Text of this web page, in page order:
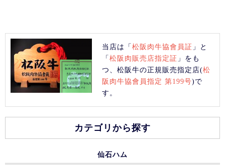
当店は「松阪肉牛協會員証 」と
「松阪肉販売店指定証 」をも
つ、松阪牛の正規販売指定店(松
阪肉牛協會員指定 第199号)で
す。
カテゴリから探す
仙石ハム